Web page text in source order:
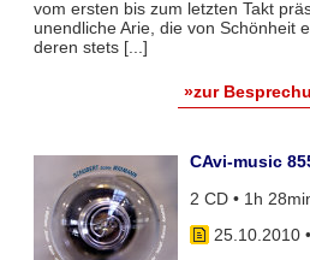
vom ersten bis zum letzten Takt
unendliche Arie, die von Schönheit
deren stets [...]
»zur
CAvi-music
2 CD • 1h
25.10.2010•